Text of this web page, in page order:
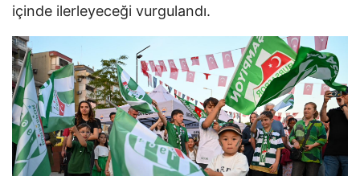
içinde ilerleyeceği vurgulandı.